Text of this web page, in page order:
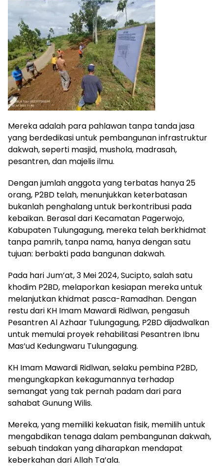
Mereka adalah para pahlawan tanpa tanda jasa
yang berdedikasi untuk pembangunan infrastruktur
dakwah, seperti masjid, mushola, madrasah,
pesantren, dan majelis ilmu.
Dengan jumlah anggota yang terbatas hanya 25
orang, P2BD telah, menunjukkan keterbatasan
bukanlah penghalang untuk berkontribusi pada
kebaikan. Berasal dari Kecamatan Pagerwojo,
Kabupaten Tulungagung, mereka telah berkhidmat
tanpa pamrih, tanpa nama, hanya dengan satu
tujuan: berbakti pada bangunan dakwah.
Pada hari Jum’at, 3 Mei 2024, Sucipto, salah satu
khodim P2BD, melaporkan kesiapan mereka untuk
melanjutkan khidmat pasca-Ramadhan. Dengan
restu dari KH Imam Mawardi Ridlwan, pengasuh
Pesantren Al Azhaar Tulungagung, P2BD dijadwalkan
untuk memulai proyek rehabilitasi Pesantren Ibnu
Mas’ud Kedungwaru Tulungagung.
KH Imam Mawardi Ridlwan, selaku pembina P2BD,
mengungkapkan kekagumannya terhadap
semangat yang tak pernah padam dari para
sahabat Gunung Wilis.
Mereka, yang memiliki kekuatan fisik, memilih untuk
mengabdikan tenaga dalam pembangunan dakwah,
sebuah tindakan yang diharapkan mendapat
keberkahan dari Allah Ta’ala.